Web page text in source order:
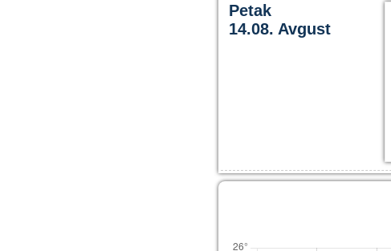
Petak
14.08. Avgust